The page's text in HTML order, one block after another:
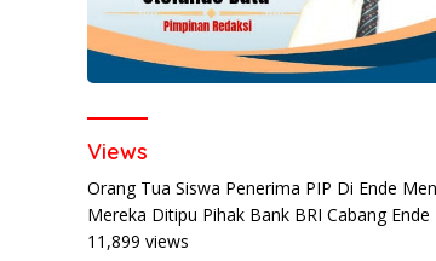
Views
Orang Tua Siswa Penerima PIP Di Ende
Mereka Ditipu Pihak Bank BRI Cabang Ende
11,899 views